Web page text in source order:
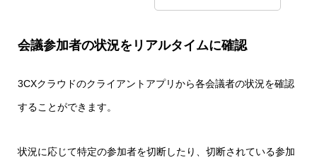
会議参加者の状況をリアルタイムに確認
3CXクラウドのクライアントアプリから各会議者の状況を確認
することができます。
状況に応じて特定の参加者を切断したり、切断されている参加